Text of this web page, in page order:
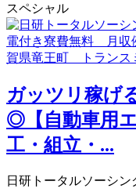
スペシャル
ガッツリ稼げ
◎【自動車用
工・組立・...
日研トータルソーシン